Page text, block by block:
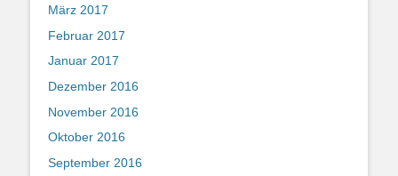
März 2017
Februar 2017
Januar 2017
Dezember 2016
November 2016
Oktober 2016
September 2016